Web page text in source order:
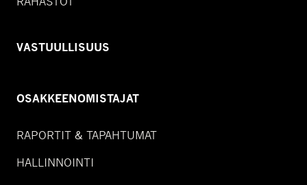
VASTUULLISUUS
OSAKKEENOMISTAJAT
RAPORTIT & TAPAHTUMAT
HALLINNOINTI